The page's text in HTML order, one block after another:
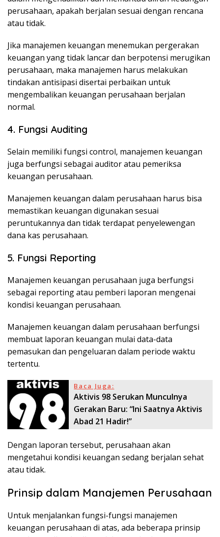
perusahaan, apakah berjalan sesuai dengan rencana
atau tidak.
Jika manajemen keuangan menemukan pergerakan
keuangan yang tidak lancar dan berpotensi merugikan
perusahaan, maka manajemen harus melakukan
tindakan antisipasi disertai perbaikan untuk
mengembalikan keuangan perusahaan berjalan
normal.
4. Fungsi Auditing
Selain memiliki fungsi control, manajemen keuangan
juga berfungsi sebagai auditor atau pemeriksa
keuangan perusahaan.
Manajemen keuangan dalam perusahaan harus bisa
memastikan keuangan digunakan sesuai
peruntukannya dan tidak terdapat penyelewengan
dana kas perusahaan.
5. Fungsi Reporting
Manajemen keuangan perusahaan juga berfungsi
sebagai reporting atau pemberi laporan mengenai
kondisi keuangan perusahaan.
Manajemen keuangan dalam perusahaan berfungsi
membuat laporan keuangan mulai data-data
pemasukan dan pengeluaran dalam periode waktu
tertentu.
Baca Juga:
Aktivis 98 Serukan Munculnya
Gerakan Baru: “Ini Saatnya Aktivis
Abad 21 Hadir!”
Dengan laporan tersebut, perusahaan akan
mengetahui kondisi keuangan sedang berjalan sehat
atau tidak.
Prinsip dalam Manajemen Perusahaan
Untuk menjalankan fungsi-fungsi manajemen
keuangan perusahaan di atas, ada beberapa prinsip